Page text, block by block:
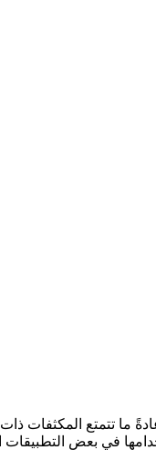
ما تتمتع المكثفات
في بعض